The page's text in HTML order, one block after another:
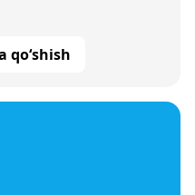
qo‘shish